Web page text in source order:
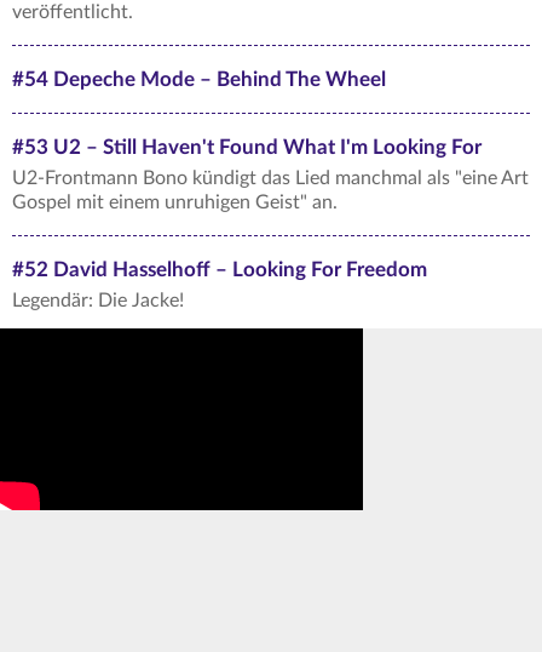
veröffentlicht.
#54 Depeche Mode – Behind The Wheel
#53 U2 – Still Haven't Found What I'm Looking For
U2-Frontmann Bono kündigt das Lied manchmal als "eine Art
Gospel mit einem unruhigen Geist" an.
#52 David Hasselhoff – Looking For Freedom
Legendär: Die Jacke!